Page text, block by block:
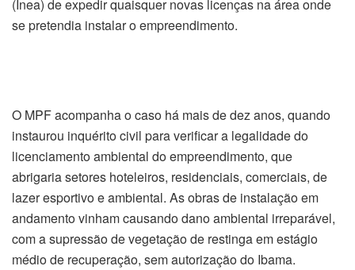
(Inea) de expedir quaisquer novas licenças na área onde
se pretendia instalar o empreendimento.
O MPF acompanha o caso há mais de dez anos, quando
instaurou inquérito civil para verificar a legalidade do
licenciamento ambiental do empreendimento, que
abrigaria setores hoteleiros, residenciais, comerciais, de
lazer esportivo e ambiental. As obras de instalação em
andamento vinham causando dano ambiental irreparável,
com a supressão de vegetação de restinga em estágio
médio de recuperação, sem autorização do Ibama.